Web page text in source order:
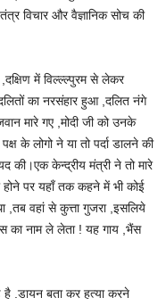
विचार और वैज्ञानिक सोच की
में विल्ल्ल्पुरम से लेकर
का नरसंहार हुआ ,दलित नंगे
मारे गए ,मोदी जी को उनके
के लोगो ने या तो पर्दा डालने की
की।एक केन्द्रीय मंत्री ने तो मारे
होने पर यहाँ तक कहने में भी कोई
,तब वहां से कुत्ता गुजरा ,इसलिये
का नाम ले लेता ! यह गाय ,भैंस
.डायन बता कर हत्या करने